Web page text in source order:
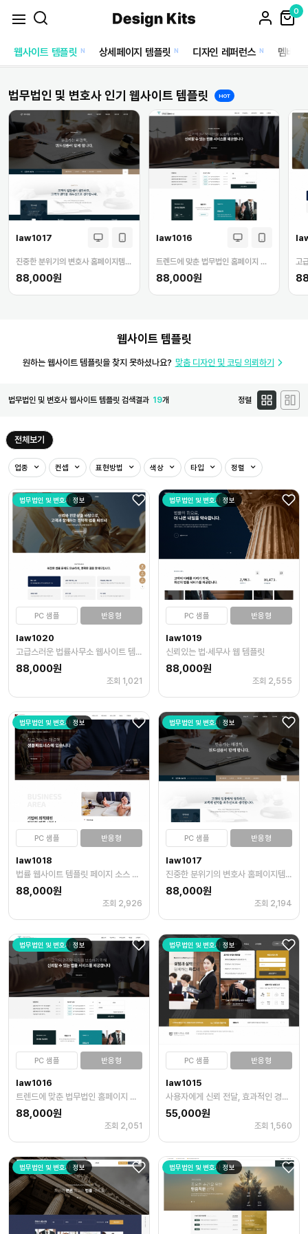
0
웹사이트 템플릿 N 상세페이지 템플릿 N 디자인 레퍼런스 N 멤버십
법무법인 및 변호사 인기 웹사이트 템플릿 HOT
law1017
진중한 분위기의 변호사 홈페이지템플릿
88,000원
law1016
트렌드에 맞춘 법무법인 홈페이지 만들기
88,000원
웹사이트 템플릿
원하는 웹사이트 템플릿을 찾지 못하셨나요? 맞춤 디자인 및 코딩 의뢰하기
법무법인 및 변호사 웹사이트 템플릿 검색결과 19개 정렬
전체보기
업종 컨셉 표현방법 색상 타입 정렬
정보
법무법인 및 변호사
PC 샘플 반응형
law1020
고급스러운 법률사무소 웹사이트 템플릿
88,000원
조회 1,021
정보
법무법인 및 변호사
PC 샘플 반응형
law1019
신뢰있는 법·세무사 웹 템플릿
88,000원
조회 2,555
정보
법무법인 및 변호사
PC 샘플 반응형
law1018
법률 웹사이트 템플릿 페이지 소스 무료
88,000원
조회 2,926
정보
법무법인 및 변호사
PC 샘플 반응형
law1017
진중한 분위기의 변호사 홈페이지템플릿
88,000원
조회 2,194
정보
법무법인 및 변호사
PC 샘플 반응형
law1016
트렌드에 맞춘 법무법인 홈페이지 만들기
88,000원
조회 2,051
정보
법무법인 및 변호사
PC 샘플 반응형
law1015
사용자에게 신뢰 전달, 효과적인 경험 제공하는 웹사이트 템플릿
55,000원
조회 1,560
정보
법무법인 및 변호사 정보
법무법인 및 변호사